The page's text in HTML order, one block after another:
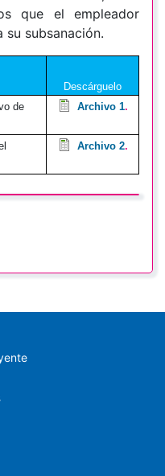
que el empleador
su subsanación.
Descárguelo
de
Archivo 1.
Archivo 2.